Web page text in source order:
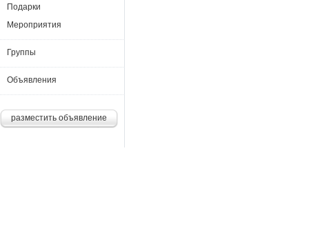
Подарки
Мероприятия
Группы
Объявления
разместить объявление